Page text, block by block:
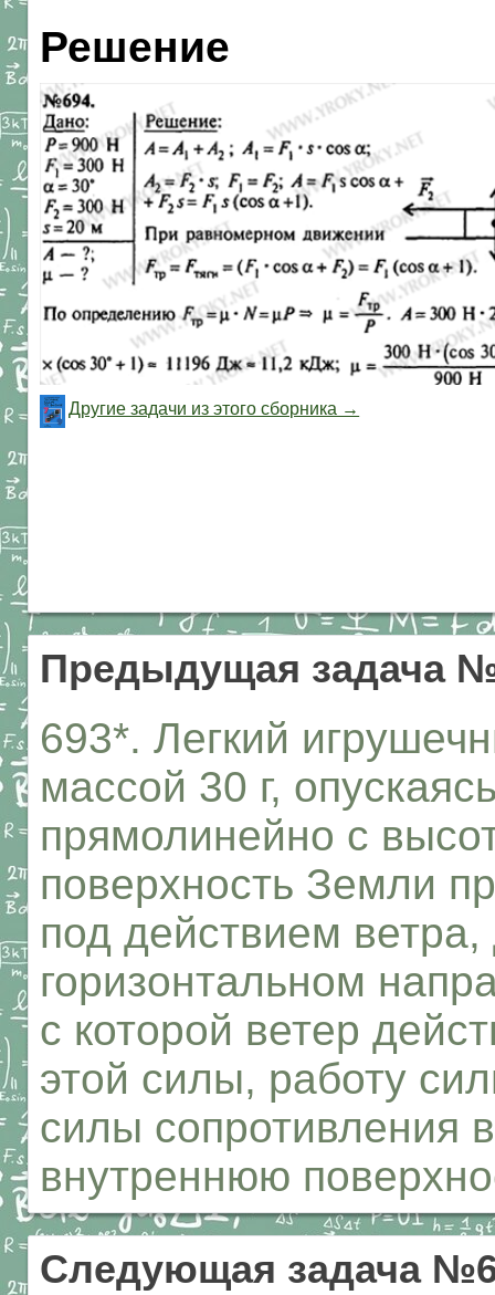
Решение
Другие задачи из этого сборника →
Предыдущая задача
693*. Легкий
массой 30 г,
прямолинейно с
поверхность Земли
под действием
горизонтальном
с которой ветер
этой силы, работу
силы сопротивления
внутреннюю
Следующая задача